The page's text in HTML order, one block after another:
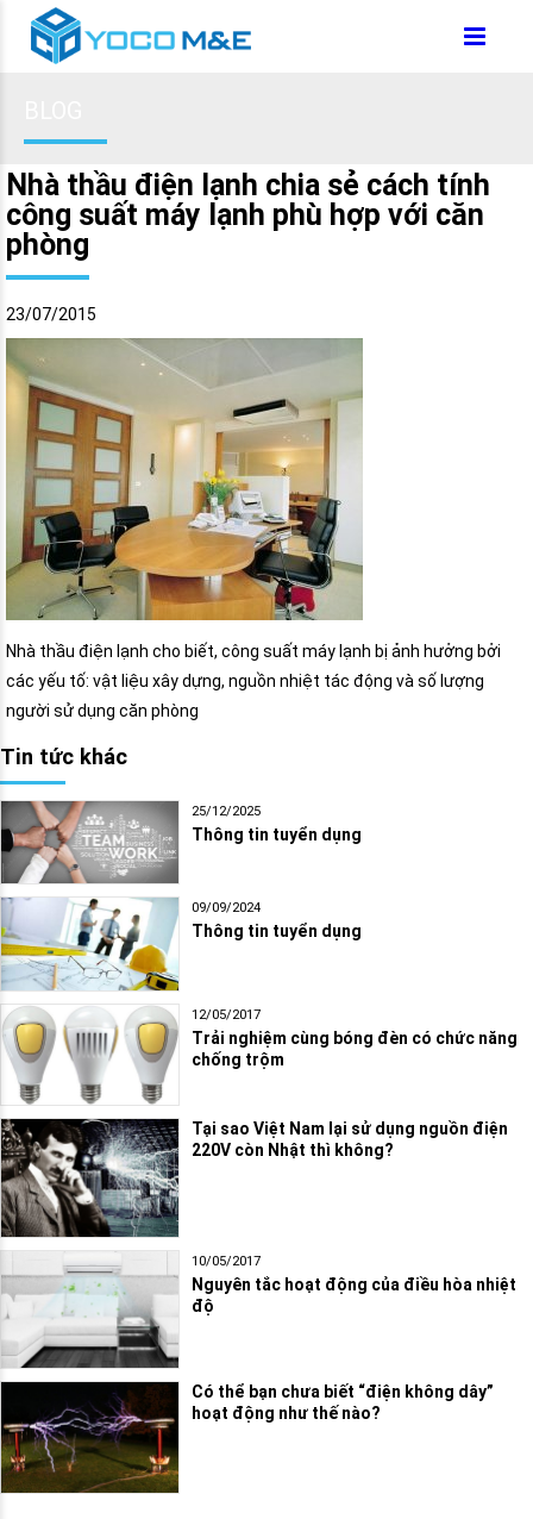
Nhà thầu điện lạnh chia sẻ cách tính
công suất máy lạnh phù hợp với căn
phòng
23/07/2015
Nhà thầu điện lạnh cho biết, công suất máy lạnh bị ảnh hưởng bởi
các yếu tố: vật liệu xây dựng, nguồn nhiệt tác động và số lượng
người sử dụng căn phòng
Tin tức khác
25/12/2025
Thông tin tuyển dụng
09/09/2024
Thông tin tuyển dụng
12/05/2017
Trải nghiệm cùng bóng đèn có chức năng
chống trộm
Tại sao Việt Nam lại sử dụng nguồn điện
220V còn Nhật thì không?
10/05/2017
Nguyên tắc hoạt động của điều hòa nhiệt
độ
Có thể bạn chưa biết “điện không dây”
hoạt động như thế nào?